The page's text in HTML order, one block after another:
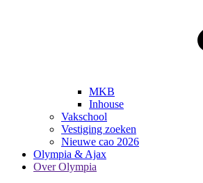
MKB
Inhouse
Vakschool
Vestiging zoeken
Nieuwe cao 2026
Olympia & Ajax
Over Olympia